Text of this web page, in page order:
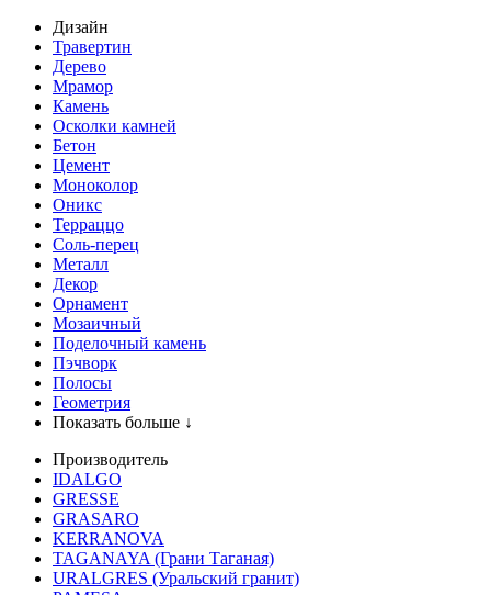
Дизайн
Травертин
Дерево
Мрамор
Камень
Осколки камней
Бетон
Цемент
Моноколор
Оникс
Терраццо
Соль-перец
Металл
Декор
Орнамент
Мозаичный
Поделочный камень
Пэчворк
Полосы
Геометрия
Показать больше ↓
Производитель
IDALGO
GRESSE
GRASARO
KERRANOVA
TAGANAYA (Грани Таганая)
URALGRES (Уральский гранит)